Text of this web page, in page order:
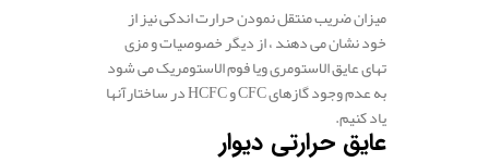
میزان ضریب منتقل نمودن حرارت اندکی نیز از
خود نشان می دهند ، از دیگر خصوصیات و مزی
تهای عایق الاستومری ویا فوم الاستومریک می شود
به عدم وجود گازهای CFC و HCFC در ساختارآنها
یاد کنیم.
عایق حرارتی دیوار